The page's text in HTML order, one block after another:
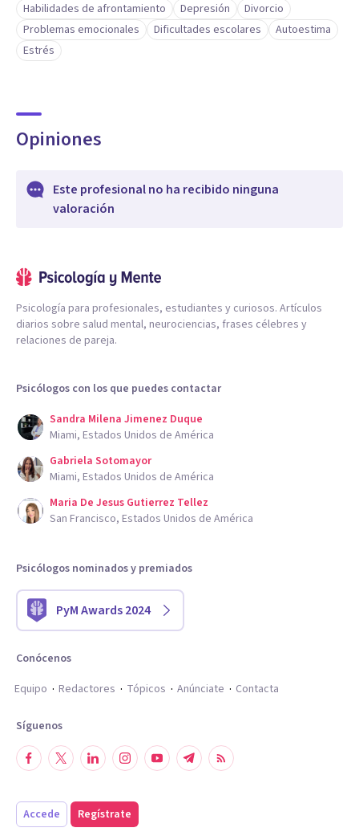
Habilidades de afrontamiento
Depresión
Divorcio
Problemas emocionales
Dificultades escolares
Autoestima
Estrés
Opiniones
Este profesional no ha recibido ninguna
valoración
Psicología para profesionales, estudiantes y curiosos. Artículos
diarios sobre salud mental, neurociencias, frases célebres y
relaciones de pareja.
Psicólogos con los que puedes contactar
Sandra Milena Jimenez Duque
Miami, Estados Unidos de América
Gabriela Sotomayor
Miami, Estados Unidos de América
Maria De Jesus Gutierrez Tellez
San Francisco, Estados Unidos de América
Psicólogos nominados y premiados
PyM Awards 2024
Conócenos
Equipo
Redactores Tópicos Anúnciate Contacta
Síguenos
Accede Regístrate